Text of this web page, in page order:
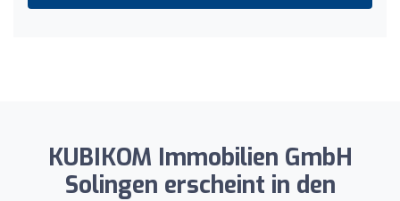
KUBIKOM Immobilien GmbH
Solingen erscheint in den